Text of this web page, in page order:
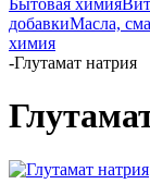
Бытовая химия
добавкиМасла,
химия
-Глутамат натрия